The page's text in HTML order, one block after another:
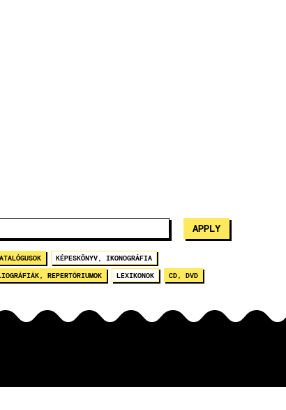
KÉPESKÖNYV, IKONOGRÁFIA
REPERTÓRIUMOK LEXIKONOK CD, DVD